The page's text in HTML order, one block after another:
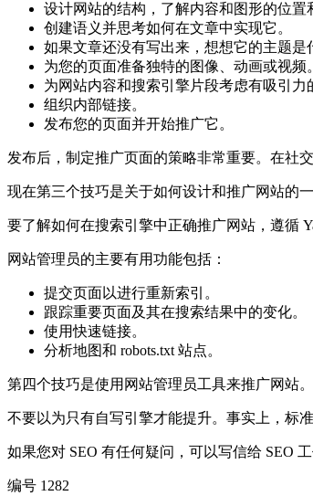
设计网站的结构，了解内容和图形的位置
创建语义并思考如何在文章中实现它。
如果文章还没有写出来，想想它的主题是
为您的页面准备独特的图像、动画或视频。
为网站内容和搜索引擎片段考虑有吸引力
组织内部链接。
发布您的页面并开始推广它。
发布后，制定推广页面的策略非常重要。在社
现在第三个技巧是关于如何设计和推广网站的一
要了解如何在搜索引擎中正确推广网站，遵循
网站管理员的主要有用功能包括：
提交页面以进行重新索引。
跟踪重要页面及其在搜索结果中的变化。
使用快速链接。
分析地图和 robots.txt 站点。
第四个技巧是使用网站管理员工具来推广网站。
不要以为只有自写引擎才能提升。事实上，标
如果您对 SEO 有任何疑问，可以写信给 SEO 工
编号 1282